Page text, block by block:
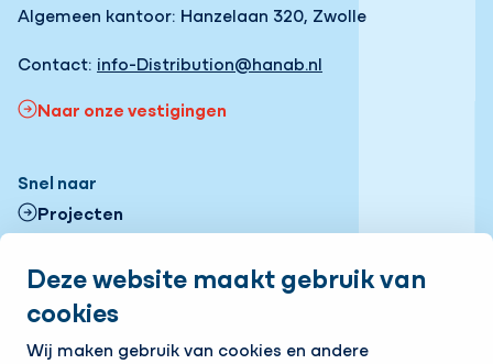
Deze website maakt gebruik van
cookies
Wij maken gebruik van cookies en andere
Algemeen kantoor: Hanzelaan 320, Zwolle
Contact: info-Distribution@hanab.nl
Naar onze vestigingen
Snel naar
Projecten
Onze vestigingen
Volg ons